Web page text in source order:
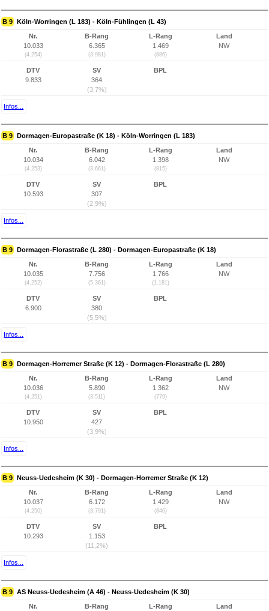
B 9 Köln-Worringen (L 183) - Köln-Fühlingen (L 43)
Nr.
10.033
(4.254)
B-Rang
6.365
(3.981)
L-Rang
1.469
(886)
Land
NW
DTV
9.833
SV
364
(3,7%)
BPL
Infos...
B 9 Dormagen-Europastraße (K 18) - Köln-Worringen (L 183)
Nr.
10.034
(4.253)
B-Rang
6.042
(3.661)
L-Rang
1.398
(815)
Land
NW
DTV
10.593
SV
307
(2,9%)
BPL
Infos...
B 9 Dormagen-Florastraße (L 280) - Dormagen-Europastraße (K 18)
Nr.
10.035
(4.252)
B-Rang
7.756
(5.361)
L-Rang
1.766
(1.181)
Land
NW
DTV
6.900
SV
380
(5,5%)
BPL
Infos...
B 9 Dormagen-Horremer Straße (K 12) - Dormagen-Florastraße (L 280)
Nr.
10.036
(4.251)
B-Rang
5.890
(3.511)
L-Rang
1.362
(779)
Land
NW
DTV
10.950
SV
427
(3,9%)
BPL
Infos...
B 9 Neuss-Uedesheim (K 30) - Dormagen-Horremer Straße (K 12)
Nr.
10.037
(4.250)
B-Rang
6.172
(3.791)
L-Rang
1.429
(846)
Land
NW
DTV
10.293
SV
1.153
(11,2%)
BPL
Infos...
B 9 AS Neuss-Uedesheim (A 46) - Neuss-Uedesheim (K 30)
Nr.
B-Rang
L-Rang
Land